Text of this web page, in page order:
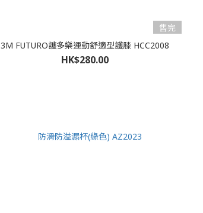
售完
3M FUTURO護多樂運動舒適型護膝 HCC2008
HK$280.00